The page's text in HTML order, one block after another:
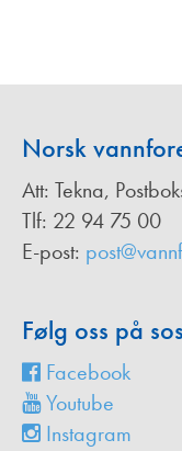
Norsk
Att: Tekna,
Tlf: 22 94 75 00
E-post:
Følg oss på
Facebook
Youtube
Instagram